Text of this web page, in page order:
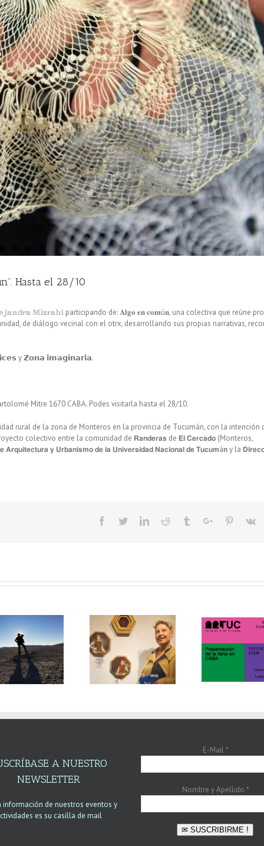
Hasta el 28/10
𝕄𝕚𝕫𝕣𝕒𝕙𝕚 participando de: 𝐀𝐥𝐠𝐨 𝐞𝐧 𝐜𝐨𝐦ú𝐧, una colectiva que reúne
de diálogo vecinal con el otrx, desarrollando sus propias narrativas,
y 𝗭𝗼𝗻𝗮 𝗶𝗺𝗮𝗴𝗶𝗻𝗮𝗿𝗶𝗮.
Mitre 1670 CABA. Podes visitarla hasta el 28/10.
rural de la zona de Monteros en la provincia de Tucumán, con la intención
colectivo entre la comunidad de 𝗥𝗮𝗻𝗱𝗲𝗿𝗮𝘀 de 𝗘𝗹 𝗖𝗲𝗿𝗰𝗮𝗱𝗼 (Monteros,
𝗔𝗿𝗾𝘂𝗶𝘁𝗲𝗰𝘁𝘂𝗿𝗮 𝘆 𝗨𝗿𝗯𝗮𝗻𝗶𝘀𝗺𝗼 𝗱𝗲 𝗹𝗮 𝗨𝗻𝗶𝘃𝗲𝗿𝘀𝗶𝗱𝗮𝗱 𝗡𝗮𝗰𝗶𝗼𝗻𝗮𝗹 𝗱𝗲 𝗧𝘂𝗰𝘂𝗺á𝗻 y la
Facebook
TwitterLinkedinReddit TumblrGoogle+
A NUESTRO
NEWSLETTER
información de nuestros eventos y
es su casilla de mail
E-Mail*
Nombre y Apellido *
✉ SUSCRIBIRME !